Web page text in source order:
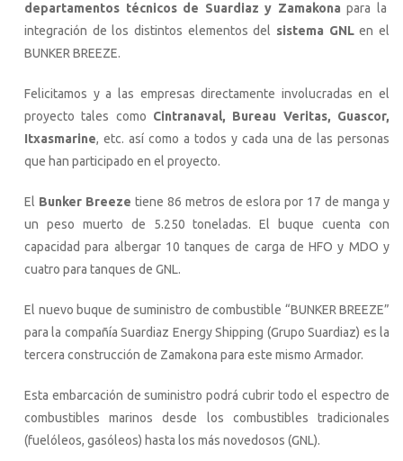
departamentos técnicos de Suardiaz y Zamakona para la
integración de los distintos elementos del sistema GNLen el
BUNKER BREEZE.
Felicitamos y a las empresas directamente involucradas en el
proyecto tales como Cintranaval, Bureau Veritas, Guascor,
Itxasmarine, etc. así como a todos y cada una de las personas
que han participado en el proyecto.
El Bunker Breeze tiene 86 metros de eslora por 17 de manga y
un peso muerto de 5.250 toneladas. El buque cuenta con
capacidad para albergar 10 tanques de carga de HFO y MDO y
cuatro para tanques de GNL.
El nuevo buque de suministro de combustible “BUNKER BREEZE”
para la compañía Suardiaz Energy Shipping (Grupo Suardiaz) es la
tercera construcción de Zamakona para este mismo Armador.
Esta embarcación de suministro podrá cubrir todo el espectro de
combustibles marinos desde los combustibles tradicionales
(fuelóleos, gasóleos) hasta los más novedosos (GNL).